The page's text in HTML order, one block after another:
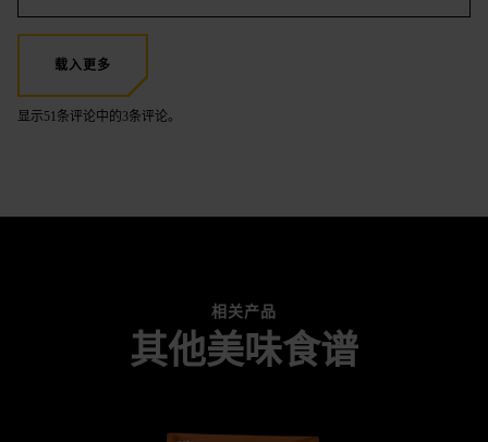
载入更多
显示51条评论中的3条评论。
相关产品
其他美味食谱